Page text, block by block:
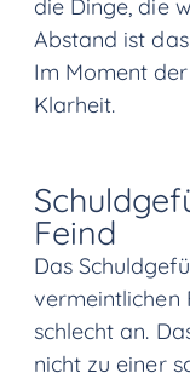
die Dinge, die
Abstand ist
Im Moment
Klarheit.
Feind
Das
vermeintlichen
schlecht an.
nicht zu einer